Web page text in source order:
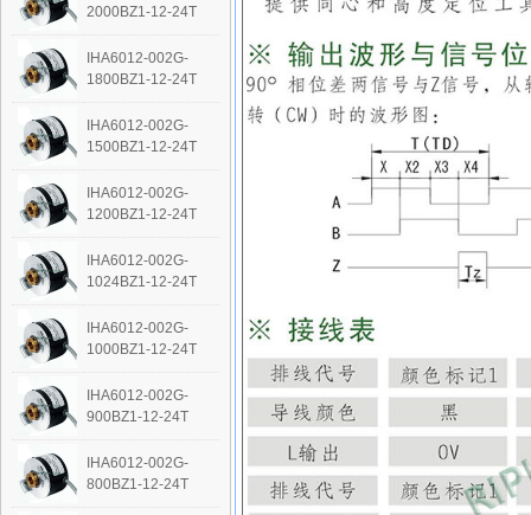
2000BZ1-12-24T
IHA6012-002G-
1800BZ1-12-24T
IHA6012-002G-
1500BZ1-12-24T
IHA6012-002G-
1200BZ1-12-24T
IHA6012-002G-
1024BZ1-12-24T
IHA6012-002G-
1000BZ1-12-24T
IHA6012-002G-
900BZ1-12-24T
IHA6012-002G-
800BZ1-12-24T